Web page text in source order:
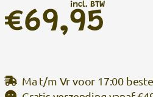
€69,95
incl. BTW
Ma t/m Vr voor 17:00